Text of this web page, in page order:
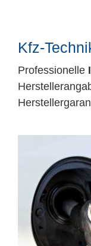
Karriere
Technische Infos
Kfz-
Professionelle